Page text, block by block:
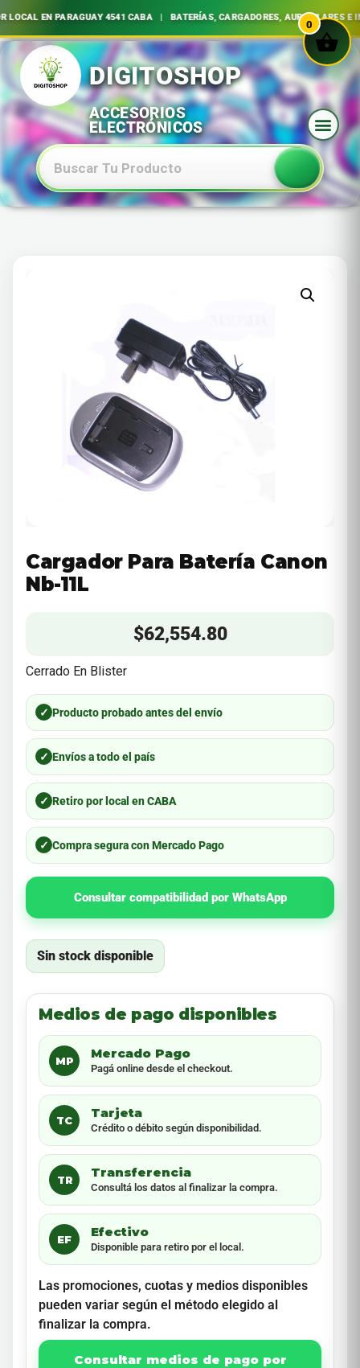
PARAGUAY 4541 CABA | BATERÍAS, CARGADORES, AURICULARES E
Ir
al
contenido
Cargador Para Batería Canon
Nb-11L
$62,554.80
Cerrado En Blister
✓ Producto probado antes del envío
✓ Envíos a todo el país
✓ Retiro por local en CABA
✓ Compra segura con Mercado Pago
Consultar compatibilidad por WhatsApp
Sin stock disponible
Medios de pago disponibles
MP
Mercado Pago
Pagá online desde el checkout.
TC
Tarjeta
Crédito o débito según disponibilidad.
TR
Transferencia
Consultá los datos al finalizar la compra.
EF
Efectivo
Disponible para retiro por el local.
Las promociones, cuotas y medios disponibles
pueden variar según el método elegido al
finalizar la compra.
Consultar medios de pago por
0